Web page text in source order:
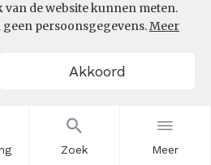
Zoek Meer
de website kunnen meten.
persoonsgegevens.Meer
Akkoord